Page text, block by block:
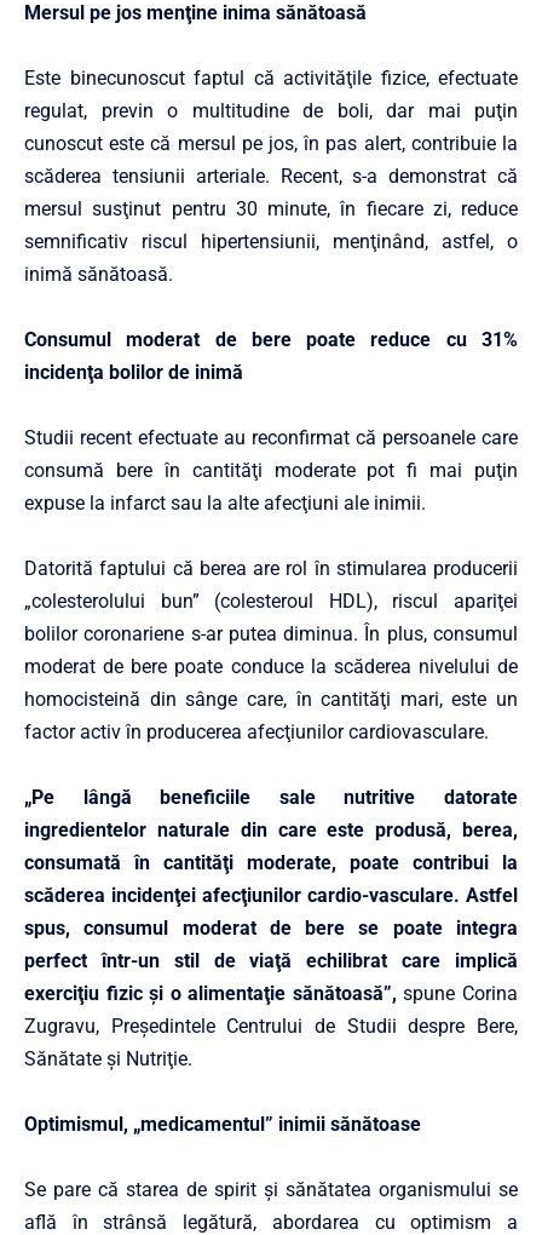
Mersul pe jos menţine inima sănătoasă
Este binecunoscut faptul că activităţile fizice, efectuate
regulat, previn o multitudine de boli, dar mai puţin
cunoscut este că mersul pe jos, în pas alert, contribuie la
scăderea tensiunii arteriale. Recent, s-a demonstrat că
mersul susţinut pentru 30 minute, în fiecare zi, reduce
semnificativ riscul hipertensiunii, menţinând, astfel, o
inimă sănătoasă.
Consumul moderat de bere poate reduce cu 31%
incidenţa bolilor de inimă
Studii recent efectuate au reconfirmat că persoanele care
consumă bere în cantităţi moderate pot fi mai puţin
expuse la infarct sau la alte afecţiuni ale inimii.
Datorită faptului că berea are rol în stimularea producerii
„colesterolului bun” (colesteroul HDL), riscul apariţei
bolilor coronariene s-ar putea diminua. În plus, consumul
moderat de bere poate conduce la scăderea nivelului de
homocisteină din sânge care, în cantităţi mari, este un
factor activ în producerea afecţiunilor cardiovasculare.
„Pe lângă beneficiile sale nutritive datorate
ingredientelor naturale din care este produsă, berea,
consumată în cantităţi moderate, poate contribui la
scăderea incidenţei afecţiunilor cardio-vasculare. Astfel
spus, consumul moderat de bere se poate integra
perfect într-un stil de viaţă echilibrat care implică
exerciţiu fizic şi o alimentaţie sănătoasă”, spune Corina
Zugravu, Preşedintele Centrului de Studii despre Bere,
Sănătate şi Nutriţie.
Optimismul, „medicamentul” inimii sănătoase
Se pare că starea de spirit şi sănătatea organismului se
află în strânsă legătură, abordarea cu optimism a